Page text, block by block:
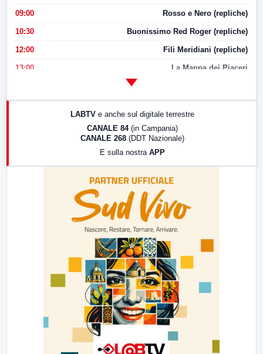
09:00 Rosso e Nero (repliche)
10:30 Buonissimo Red Roger (repliche)
12:00 Fili Meridiani (repliche)
13:00 La Mappa dei Piaceri
17:00 LabNews (replica)
LABTV e anche sul digitale terrestre
CANALE 84 (in Campania)
CANALE 268 (DDT Nazionale)
E sulla nostra APP